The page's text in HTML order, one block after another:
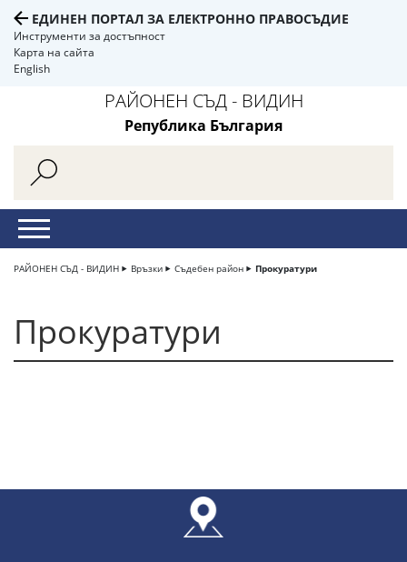
ЕДИНЕН ПОРТАЛ ЗА ЕЛЕКТРОННО ПРАВОСЪДИЕ
Инструменти за достъпност
Карта на сайта
English
РАЙОНЕН СЪД - ВИДИН
Република България
РАЙОНЕН СЪД - ВИДИН Връзки Съдебен район Прокуратури
Прокуратури